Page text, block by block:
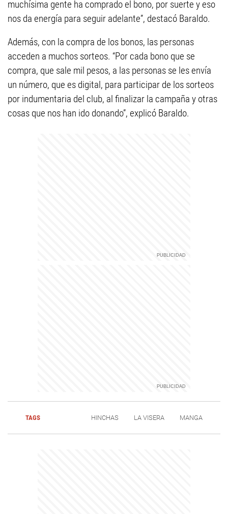
muchísima gente ha comprado el bono, por suerte y eso
nos da energía para seguir adelante”, destacó Baraldo.
Además, con la compra de los bonos, las personas
acceden a muchos sorteos. “Por cada bono que se
compra, que sale mil pesos, a las personas se les envía
un número, que es digital, para participar de los sorteos
por indumentaria del club, al finalizar la campaña y otras
cosas que nos han ido donando”, explicó Baraldo.
TAGS HINCHAS LA VISERA MANGA